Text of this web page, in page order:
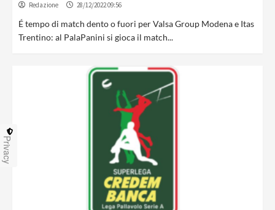
Redazione 28/12/2022 09:56
É tempo di match dento o fuori per Valsa Group Modena e Itas
Trentino: al PalaPanini si gioca il match...
Privacy